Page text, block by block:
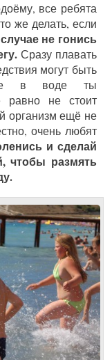
все ребята
же делать, если
не гонись
Сразу плавать
могут быть
в воде ты
равно не стоит
организм ещё не
очень любят
и сделай
чтобы размять